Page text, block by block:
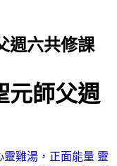
元師父週
週六共修課
靈雞湯，正面能量 靈